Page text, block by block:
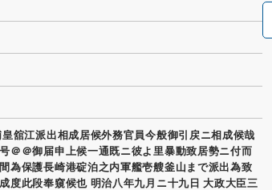
舘江派出相成居候外務官員今般御引戻ニ相成候哉
＠＠御届申上候一通既ニ彼よ里暴動致居勢ニ付而
為保護長崎港碇泊之内軍艦壱艘釜山まで派出為致
度此段奉窺候也 明治八年九月ニ十九日 大政大臣三